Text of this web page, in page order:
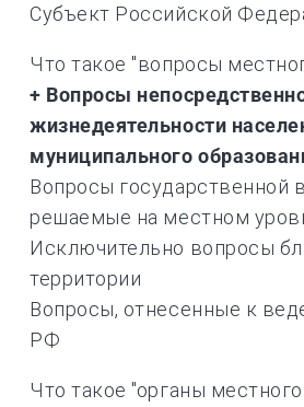
Субъект Российской
Что такое "вопросы
+ Вопросы
жизнедеятельности
муниципального
Вопросы государственной
решаемые на местном
Исключительно вопросы
территории
Вопросы, отнесенные к
РФ
Что такое "органы местного